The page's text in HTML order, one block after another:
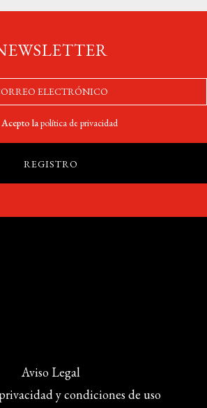
Acepto lapolítica de privacidad
Aviso Legal
y condiciones de uso